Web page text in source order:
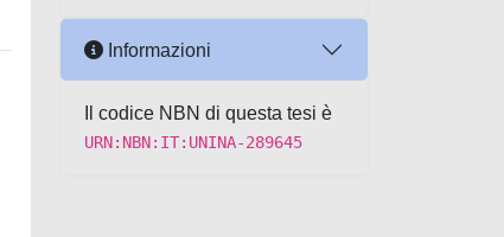
Informazioni
Il codice NBN di questa tesi è
URN:NBN:IT:UNINA-289645